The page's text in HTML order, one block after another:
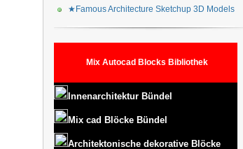
★Famous Architecture Sketchup 3D Models
Mix Autocad Blocks Bibliothek
Innenarchitektur Bündel
Mix cad Blöcke Bündel
Architektonische dekorative Blöcke